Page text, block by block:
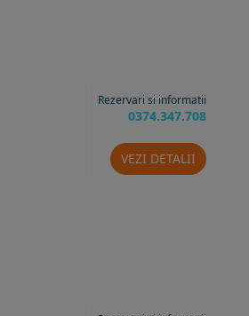
Rezervari si informatii
0374.347.708
VEZI DETALII